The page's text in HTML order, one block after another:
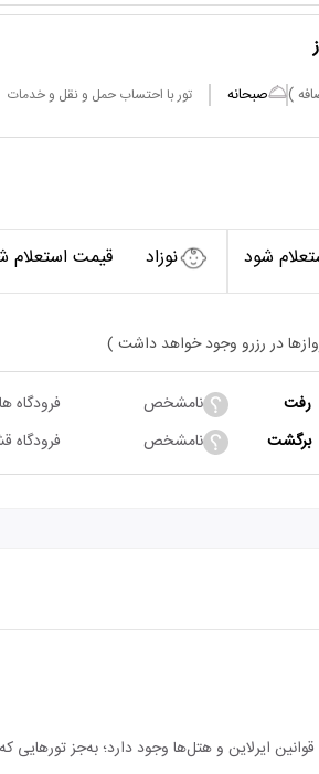
) صبحانه تور با احتساب حمل و نقل و خدمات
شود نوزاد قیمت استعلام
در رزرو وجود خواهد داشت )
رفت نامشخص فرودگاه
برگشت نامشخص فرودگاه
ایرلاین و هتل‌ها وجود دارد؛ به‌جز تورهایی